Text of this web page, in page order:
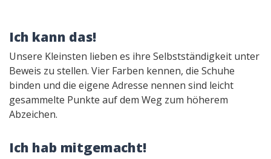
Ich kann das!
Unsere Kleinsten lieben es ihre Selbstständigkeit unter
Beweis zu stellen. Vier Farben kennen, die Schuhe
binden und die eigene Adresse nennen sind leicht
gesammelte Punkte auf dem Weg zum höherem
Abzeichen.
Ich hab mitgemacht!